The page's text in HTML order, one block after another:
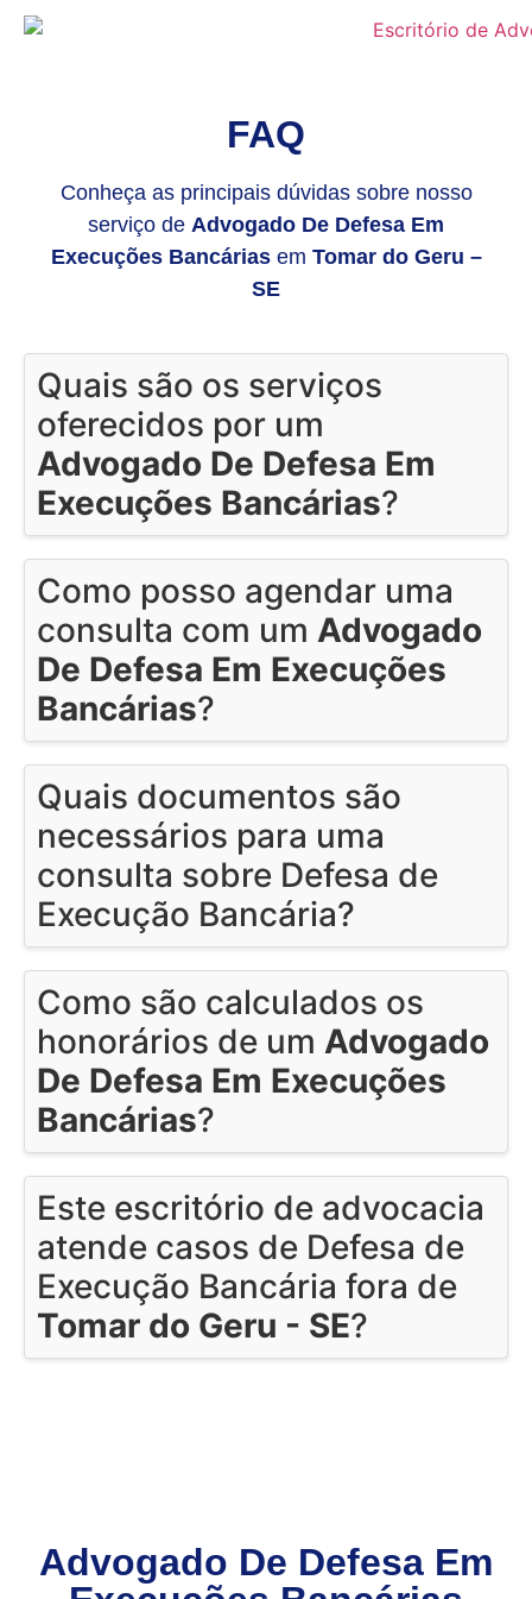
FAQ
Conheça as principais dúvidas sobre nosso
serviço de Advogado De Defesa Em
Execuções Bancáriasem Tomar do Geru –
SE
Quais são os serviços
oferecidos por um
Advogado De Defesa Em
Execuções Bancárias?
Como posso agendar uma
consulta com um Advogado
De Defesa Em Execuções
Bancárias?
Quais documentos são
necessários para uma
consulta sobre Defesa de
Execução Bancária?
Como são calculados os
honorários de um Advogado
De Defesa Em Execuções
Bancárias?
Este escritório de advocacia
atende casos de Defesa de
Execução Bancária fora de
Tomar do Geru - SE?
Advogado De Defesa Em